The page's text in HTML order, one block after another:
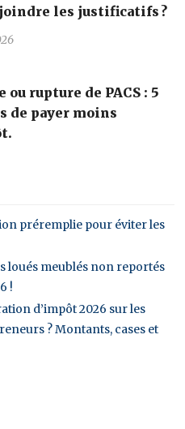
les justificatifs ?
ou rupture de PACS : 5
de payer moins
préremplie pour éviter les
loués meublés non reportés
!
d’impôt 2026 sur les
? Montants, cases et